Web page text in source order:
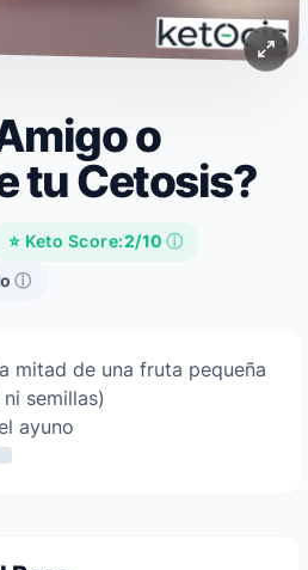
o
tu Cetosis?
⭐ Keto Score:2/10 ⓘ
ⓘ
mitad de una fruta pequeña
semillas)
ayuno